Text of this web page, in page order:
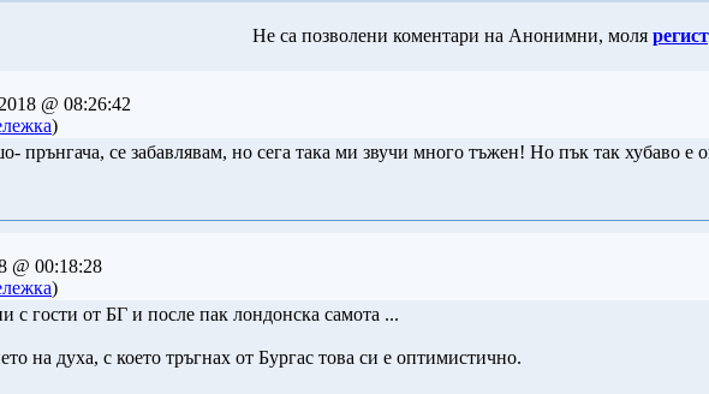
Не са позволени коментари на Анонимни, моля
@ 08:26:42
)
прънгача, се забавлявам, но сега така ми звучи много тъжен! Но пък так хубаво е
@ 00:18:28
)
с гости от БГ и после пак лондонска самота ...
на духа, с което тръгнах от Бургас това си е оптимистично.